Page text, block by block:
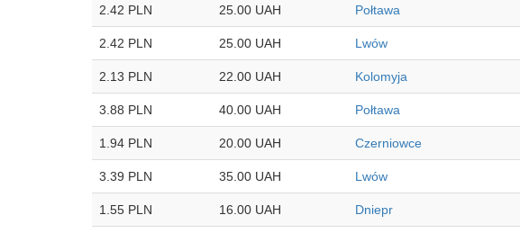
2.42 PLN 25.00 UAH Połtawa
2.42 PLN 25.00 UAH Lwów
2.13 PLN 22.00 UAH Kolomyja
3.88 PLN 40.00 UAH Połtawa
1.94 PLN 20.00 UAH Czerniowce
3.39 PLN 35.00 UAH Lwów
1.55 PLN 16.00 UAH Dniepr